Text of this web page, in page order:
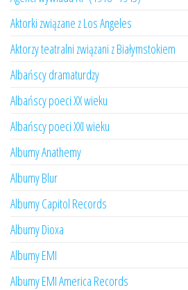
Aktorki związane z Los Angeles
Aktorzy teatralni związani z Białymstokiem
Albańscy dramaturdzy
Albańscy poeci XX wieku
Albańscy poeci XXI wieku
Albumy Anathemy
Albumy Blur
Albumy Capitol Records
Albumy Dioxa
Albumy EMI
Albumy EMI America Records